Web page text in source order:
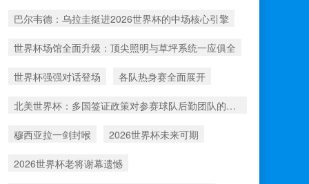
巴尔韦德：乌拉圭挺进2026世界杯的中场核心引擎
世界杯场馆全面升级：顶尖照明与草坪系统一应俱全
世界杯强强对话登场 各队热身赛全面展开
北美世界杯：多国签证政策对参赛球队后勤团队的运作挑战与应对分析
穆西亚拉一剑封喉 2026世界杯未来可期
2026世界杯老将谢幕遗憾